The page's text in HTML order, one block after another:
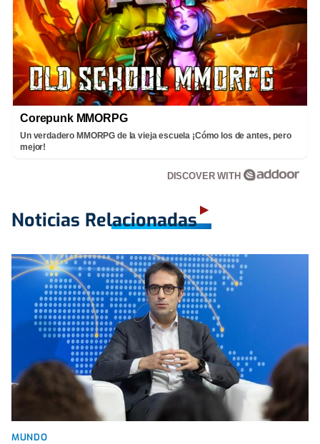
Corepunk MMORPG
Un verdadero MMORPG de la vieja escuela ¡Cómo los de antes, pero
mejor!
DISCOVER WITH
Noticias Relacionadas
MUNDO